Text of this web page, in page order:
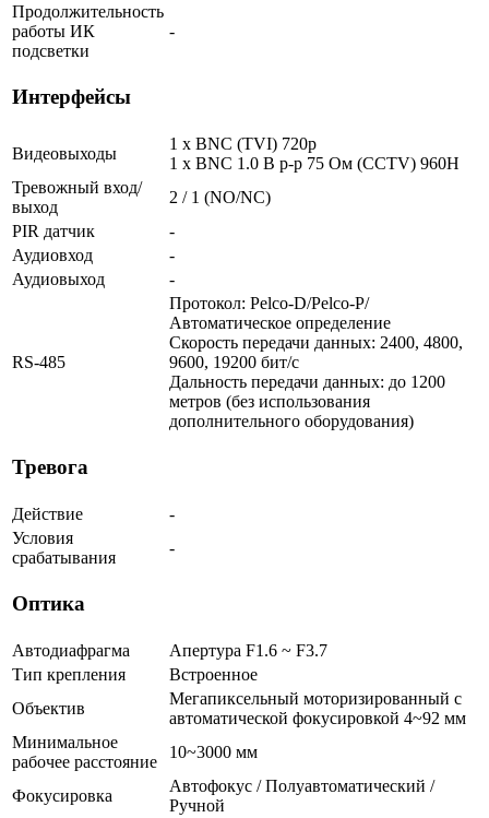
Продолжительность
работы ИК
подсветки
-
Интерфейсы
Видеовыходы
1 x BNC (TVI) 720p
1 x BNC 1.0 В р-р 75 Ом (CCTV) 960H
Тревожный вход/
выход
2 / 1 (NO/NC)
PIR датчик
-
Аудиовход
-
Аудиовыход
-
RS-485
Протокол: Pelco-D/Pelco-P/
Автоматическое определение
Скорость передачи данных: 2400, 4800,
9600, 19200 бит/с
Дальность передачи данных: до 1200
метров (без использования
дополнительного оборудования)
Тревога
Действие
-
Условия
срабатывания
-
Оптика
Автодиафрагма
Апертура F1.6 ~ F3.7
Тип крепления
Встроенное
Объектив
Мегапиксельный моторизированный с
автоматической фокусировкой 4~92 мм
Минимальное
рабочее расстояние
10~3000 мм
Фокусировка
Автофокус / Полуавтоматический /
Ручной